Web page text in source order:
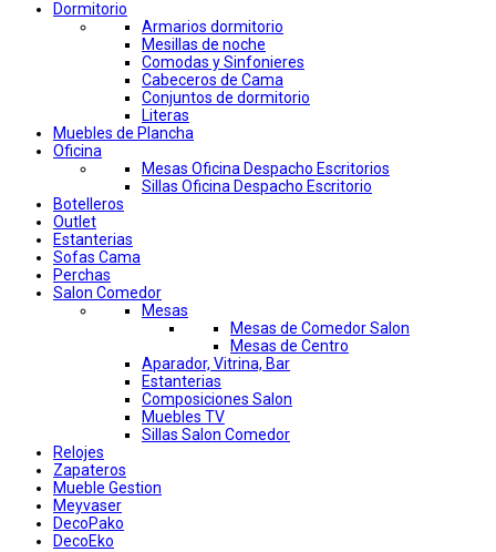
Dormitorio
Armarios dormitorio
Mesillas de noche
Comodas y Sinfonieres
Cabeceros de Cama
Conjuntos de dormitorio
Literas
Muebles de Plancha
Oficina
Mesas Oficina Despacho Escritorios
Sillas Oficina Despacho Escritorio
Botelleros
Outlet
Estanterias
Sofas Cama
Perchas
Salon Comedor
Mesas
Mesas de Comedor Salon
Mesas de Centro
Aparador, Vitrina, Bar
Estanterias
Composiciones Salon
Muebles TV
Sillas Salon Comedor
Relojes
Zapateros
Mueble Gestion
Meyvaser
DecoPako
DecoEko